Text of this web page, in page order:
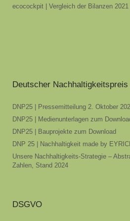
ecocockpit | Vergleich der Bilanzen 2021
Deutscher Nachhaltigkeitspreis
DNP25 | Pressemitteilung 2. Oktober
DNP25 | Medienunterlagen zum
DNP25 | Bauprojekte zum Download
DNP 25 | Nachhaltigkeit made by
Unsere Nachhaltigkeits-Strategie –
Zahlen, Stand 2024
DSGVO